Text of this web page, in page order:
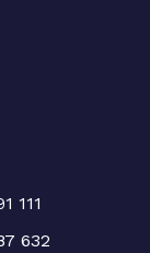
111
632